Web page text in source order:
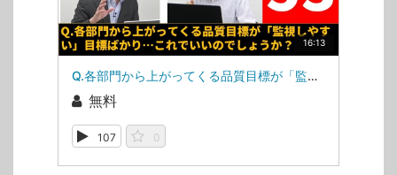
16:13
Q.各部門から上がってくる品質目標が「監視しやすい」目標ばかり…これでいいのでしょうか？（ISOマネジメントシステム相談室・相談室第53回）
無料
107 0